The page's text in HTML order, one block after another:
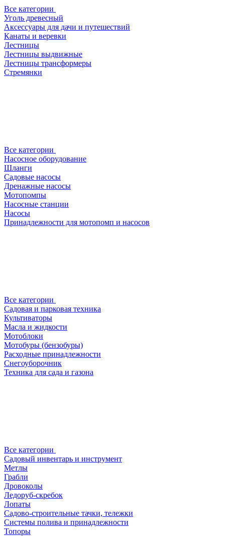
Все категории
Уголь древесный
Аксессуары для дачи и путешествий
Канаты и веревки
Лестницы
Лестницы выдвижные
Лестницы трансформеры
Стремянки
Все категории
Насосное оборудование
Шланги
Садовые насосы
Дренажные насосы
Мотопомпы
Насосные станции
Насосы
Принадлежности для мотопомп и насосов
Все категории
Садовая и парковая техника
Культиваторы
Масла и жидкости
Мотоблоки
Мотобуры (бензобуры)
Расходные принадлежности
Снегоуборочник
Техника для сада и газона
Все категории
Садовый инвентарь и инструмент
Метлы
Грабли
Дровоколы
Ледоруб-скребок
Лопаты
Садово-строительные тачки, тележки
Системы полива и принадлежности
Топоры